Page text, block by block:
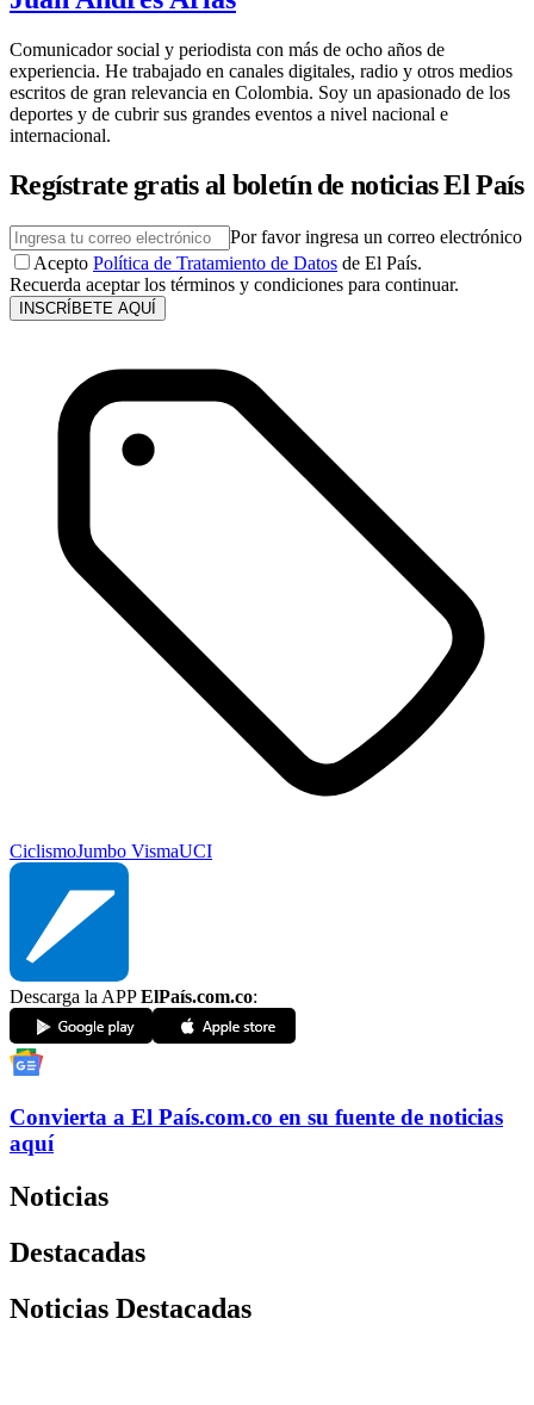
Comunicador social y periodista con más de ocho años de
experiencia. He trabajado en canales digitales, radio y otros medios
escritos de gran relevancia en Colombia. Soy un apasionado de los
deportes y de cubrir sus grandes eventos a nivel nacional e
internacional.
Regístrate gratis al boletín de noticias El País
Por favor ingresa un correo electrónico
Acepto Política de Tratamiento de Datos de El País.
Recuerda aceptar los términos y condiciones para continuar.
INSCRÍBETE AQUÍ
CiclismoJumbo VismaUCI
Descarga la APPElPaís.com.co:
Convierta a El País.com.co en su fuente de noticias
aquí
Noticias
Destacadas
Noticias Destacadas